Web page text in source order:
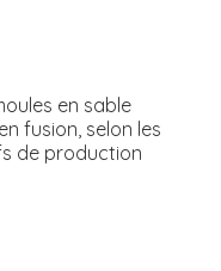
en sable
fusion, selon les
de production